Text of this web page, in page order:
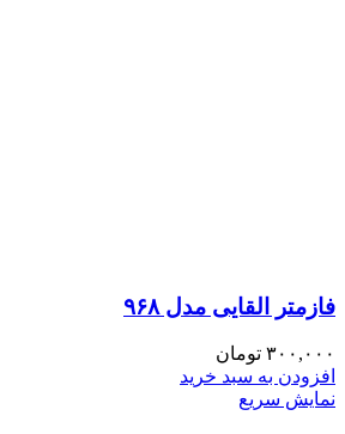
فازمتر القایی مدل ۹۶۸
۳۰۰,۰۰۰ تومان
افزودن به سبد خرید
نمایش سریع